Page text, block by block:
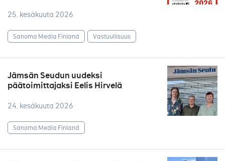
25. kesäkuuta 2026
Sanoma Media Finland Vastuullisuus
Jämsän Seudun uudeksi
päätoimittajaksi Eelis Hirvelä
24. kesäkuuta 2026
Sanoma Media Finland